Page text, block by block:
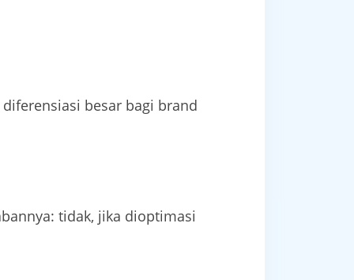
besar bagi brand
tidak, jika dioptimasi